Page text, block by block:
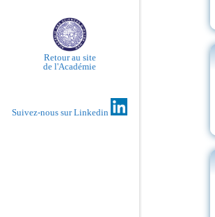
Retour au site
de l'Académie
Suivez-nous sur Linkedin